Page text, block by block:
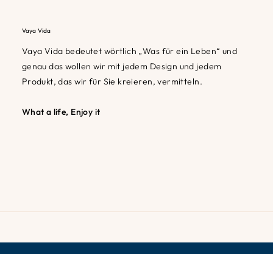
Vaya Vida
Vaya Vida bedeutet wörtlich „Was für ein Leben“ und
genau das wollen wir mit jedem Design und jedem
Produkt, das wir für Sie kreieren, vermitteln.
What a life, Enjoy it